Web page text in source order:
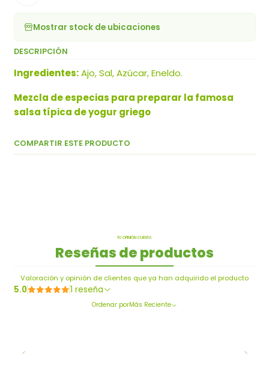
Mostrar stock de ubicaciones
DESCRIPCIÓN
Ingredientes:Ajo, Sal, Azúcar, Eneldo.
Mezcla de especias para preparar la famosa
salsa típica de yogur griego
COMPARTIR ESTE PRODUCTO
TU OPINIÓN CUENTA
Reseñas de productos
Valoración y opinión de clientes que ya han adquirido el producto
5.0 1 reseña
Ordenar porMás Reciente